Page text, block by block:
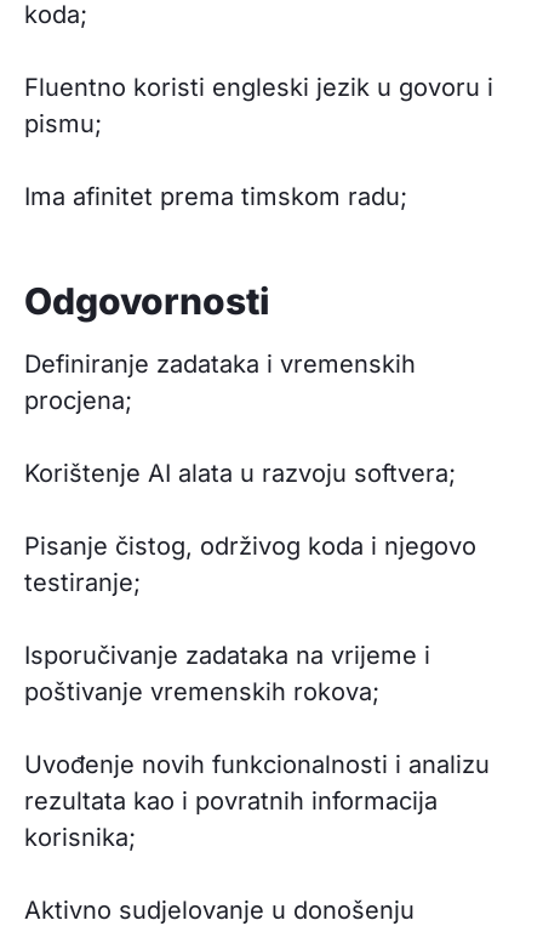
koda;
Fluentno koristi engleski jezik u govoru i
pismu;
Ima afinitet prema timskom radu;
Odgovornosti
Definiranje zadataka i vremenskih
procjena;
Korištenje AI alata u razvoju softvera;
Pisanje čistog, održivog koda i njegovo
testiranje;
Isporučivanje zadataka na vrijeme i
poštivanje vremenskih rokova;
Uvođenje novih funkcionalnosti i analizu
rezultata kao i povratnih informacija
korisnika;
Aktivno sudjelovanje u donošenju